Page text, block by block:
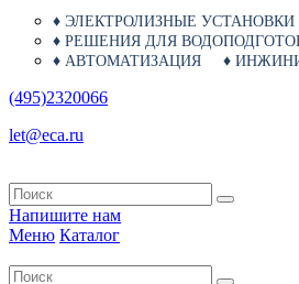
♦ ЭЛЕКТРОЛИЗНЫЕ УСТАНОВКИ
♦ РЕШЕНИЯ ДЛЯ
♦ АВТОМАТИЗАЦИЯ ♦
(495)2320066
let@eca.ru
Напишите нам
Меню Каталог